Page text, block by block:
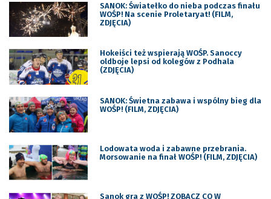
SANOK: Światełko do nieba podczas finału
WOŚP! Na scenie Proletaryat! (FILM,
ZDJĘCIA)
Hokeiści też wspierają WOŚP. Sanoccy
oldboje lepsi od kolegów z Podhala
(ZDJĘCIA)
SANOK: Świetna zabawa i wspólny bieg dla
WOŚP! (FILM, ZDJĘCIA)
Lodowata woda i zabawne przebrania.
Morsowanie na finał WOŚP! (FILM, ZDJĘCIA)
Sanok gra z WOŚP! ZOBACZ CO W